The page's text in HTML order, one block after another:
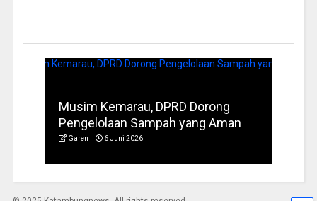
Musim Kemarau, DPRD Dorong
Pengelolaan Sampah yang Aman
Garen 6 Juni 2026